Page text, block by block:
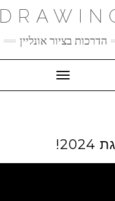
הדרכות בציור אונליין
Toggle Navigation